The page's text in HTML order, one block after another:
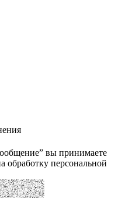
вы принимаете
обработку персональной